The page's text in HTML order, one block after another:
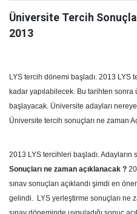
Üniversite Tercih
2013
LYS tercih dönemi başladı. 2013 LYS
kadar yapılabilecek. Bu tarihten sonra
başlayacak. Üniversite adayları
Üniversite tercih sonuçları ne zaman
2013 LYS tercihleri başladı. Adayların
Sonuçları ne zaman açıklanacak ?
sınav sonuçları açıklandı şimdi en
gelindi. LYS yerleştirme sonuçları ne